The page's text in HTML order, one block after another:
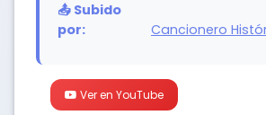
📤 Subido
por:
Cancionero
Ver en YouTube